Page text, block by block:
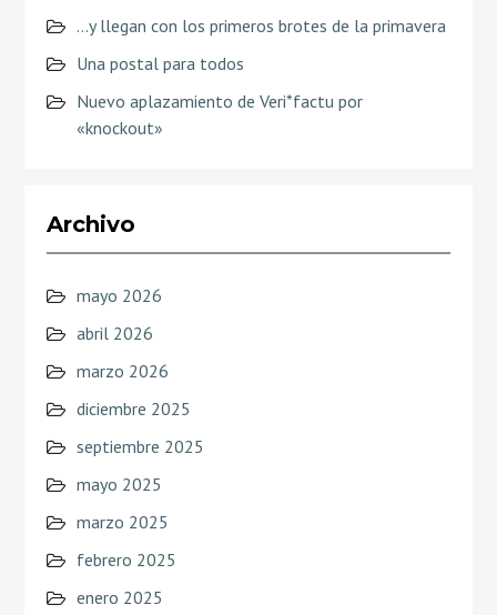
…y llegan con los primeros brotes de la primavera
Una postal para todos
Nuevo aplazamiento de Veri*factu por
«knockout»
Archivo
mayo 2026
abril 2026
marzo 2026
diciembre 2025
septiembre 2025
mayo 2025
marzo 2025
febrero 2025
enero 2025